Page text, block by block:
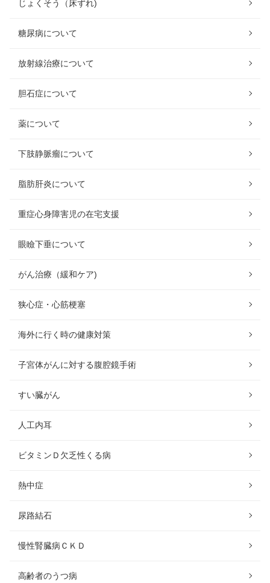
じょくそう（床ずれ)
糖尿病について
放射線治療について
胆石症について
薬について
下肢静脈瘤について
脂肪肝炎について
重症心身障害児の在宅支援
眼瞼下垂について
がん治療（緩和ケア)
狭心症・心筋梗塞
海外に行く時の健康対策
子宮体がんに対する腹腔鏡手術
すい臓がん
人工内耳
ビタミンＤ欠乏性くる病
熱中症
尿路結石
慢性腎臓病ＣＫＤ
高齢者のうつ病